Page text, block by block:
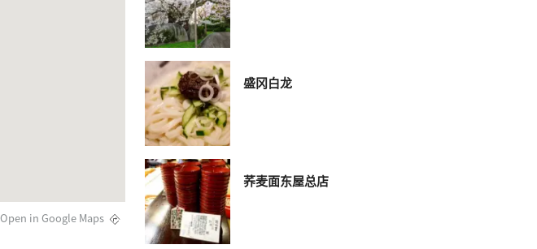
Open in Google Maps
盛冈白龙
荞麦面东屋总店